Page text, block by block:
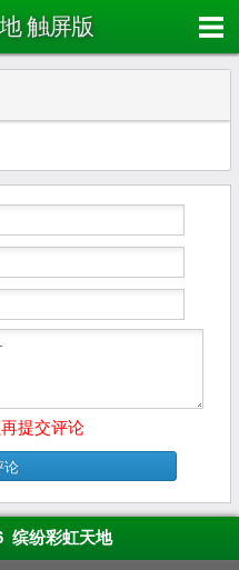
触屏版
提交评论
缤纷彩虹天地